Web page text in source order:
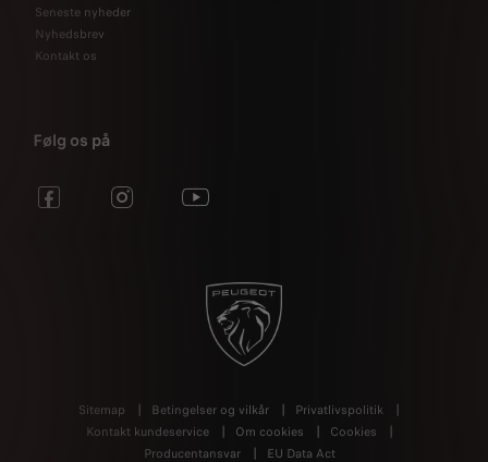
Seneste nyheder
Nyhedsbrev
Kontakt os
Følg os på
Sitemap Betingelser og vilkår
Privatlivspolitik
Kontakt kundeservice
Om cookies
Cookies
Producentansvar
EU Data Act